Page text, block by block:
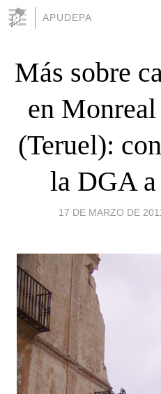
APUDEPA
Más sobre
en
(Teruel):
la DGA
17 DE MARZO DE